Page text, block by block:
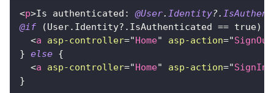
<p>Is authenticated: @User. Identity?.
@if
(User. Identity?. IsAuthenticated == true)
<a asp-controller="Home" asp-action="SignOut
} else {
<a asp-controller="Home" asp-action="SignIn
}